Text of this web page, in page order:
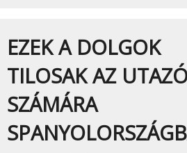
EZEK A DOLGOK
TILOSAK AZ
SZÁMÁRA